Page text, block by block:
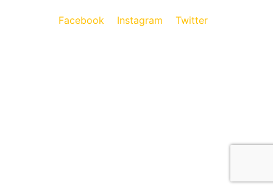
Facebook Instagram Twitter